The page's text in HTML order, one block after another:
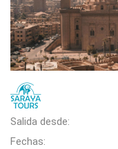
Salida desde:
Fechas: